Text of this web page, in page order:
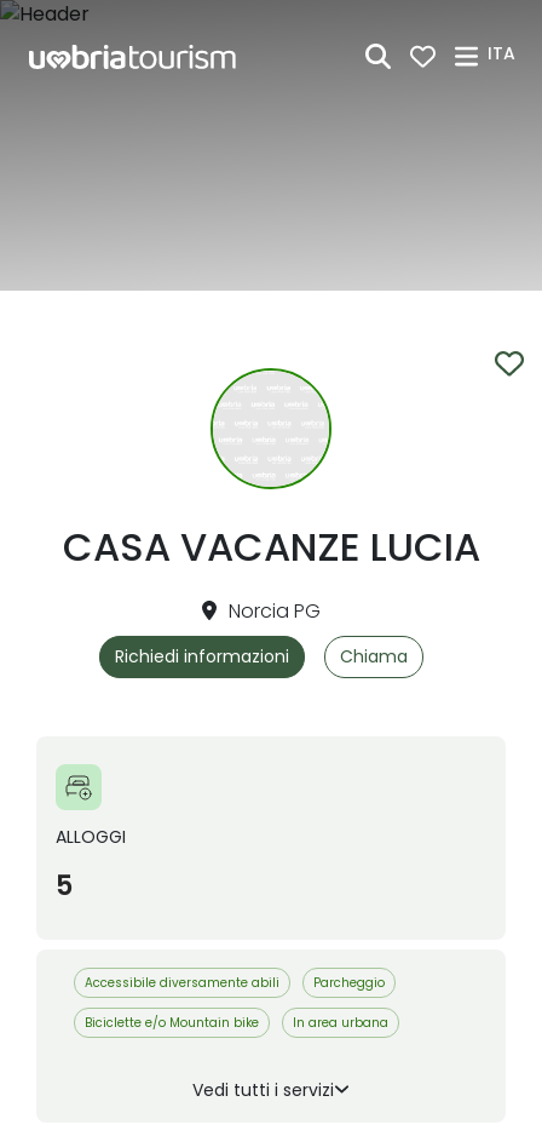
Skip to Main Content
ITA
CASA VACANZE LUCIA
Norcia PG
Richiedi informazioni Chiama
ALLOGGI
5
Accessibile diversamente abili Parcheggio
Biciclette e/o Mountain bike In area urbana
Vedi tutti i servizi